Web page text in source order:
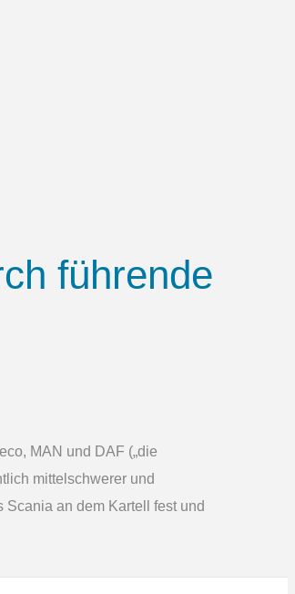
führende
MAN und DAF („die
mittelschwerer und
an dem Kartell fest und